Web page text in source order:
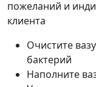
пожеланий и
клиента
Очистите
бактерий
Наполните